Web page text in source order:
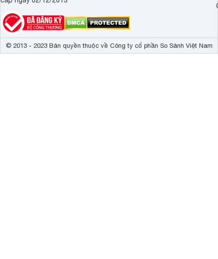
© 2013 - 2023 Bản quyền thuộc về Công ty cổ phần So Sánh Việt Nam